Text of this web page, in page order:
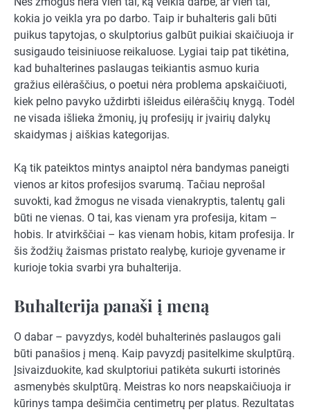
kokia jo veikla yra po darbo. Taip ir buhalteris gali būti
puikus tapytojas, o skulptorius galbūt puikiai skaičiuoja ir
susigaudo teisiniuose reikaluose. Lygiai taip pat tikėtina,
kad buhalterines paslaugas teikiantis asmuo kuria
gražius eilėraščius, o poetui nėra problema apskaičiuoti,
kiek pelno pavyko uždirbti išleidus eilėraščių knygą. Todėl
ne visada išlieka žmonių, jų profesijų ir įvairių dalykų
skaidymas į aiškias kategorijas.
Ką tik pateiktos mintys anaiptol nėra bandymas paneigti
vienos ar kitos profesijos svarumą. Tačiau neprošal
suvokti, kad žmogus ne visada vienakryptis, talentų gali
būti ne vienas. O tai, kas vienam yra profesija, kitam –
hobis. Ir atvirkščiai – kas vienam hobis, kitam profesija. Ir
šis žodžių žaismas pristato realybę, kurioje gyvename ir
kurioje tokia svarbi yra buhalterija.
Buhalterija panaši į meną
O dabar – pavyzdys, kodėl buhalterinės paslaugos gali
būti panašios į meną. Kaip pavyzdį pasitelkime skulptūrą.
Įsivaizduokite, kad skulptoriui patikėta sukurti istorinės
asmenybės skulptūrą. Meistras ko nors neapskaičiuoja ir
kūrinys tampa dešimčia centimetrų per platus. Rezultatas